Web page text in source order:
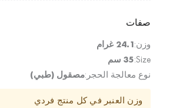
صفات
وزن:24.1 غرام
Size: 35 سم
نوع معالجة الحجر:مصقول (طبي)
وزن العنبر في كل منتج فردي